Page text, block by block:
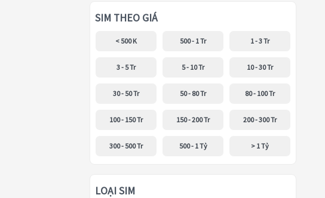
SIM THEO GIÁ
< 500 K 500 - 1 Tr 1 - 3 Tr
3 - 5 Tr 5 - 10 Tr 10 - 30 Tr
30 - 50 Tr 50 - 80 Tr 80 - 100 Tr
100 - 150 Tr 150 - 200 Tr 200 - 300 Tr
300 - 500 Tr 500 - 1 Tỷ > 1 Tỷ
LOẠI SIM